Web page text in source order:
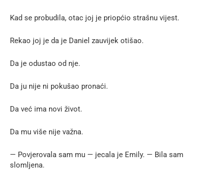
Kad se probudila, otac joj je priopćio strašnu vijest.
Rekao joj je da je Daniel zauvijek otišao.
Da je odustao od nje.
Da ju nije ni pokušao pronaći.
Da već ima novi život.
Da mu više nije važna.
— Povjerovala sam mu — jecala je Emily. — Bila sam
slomljena.